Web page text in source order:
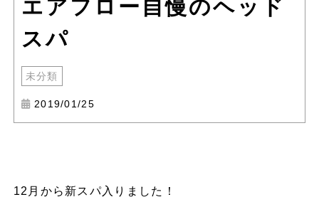
エアフロー自慢のヘッド
スパ
未分類
2019/01/25
12月から新スパ入りました！